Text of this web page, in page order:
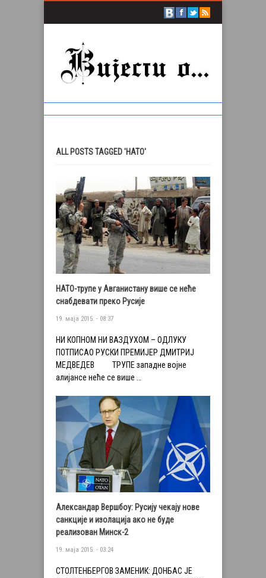
ALL POSTS TAGGED 'НАТО'
НАТО-трупе у Авганистану више се неће
снабдевати преко Русије
19. маја 2015. - 08:37
НИ КОПНОМ НИ ВАЗДУХОМ – ОДЛУКУ
ПОТПИСАО РУСКИ ПРЕМИЈЕР ДМИТРИЈ
МЕДВЕДЕВ ТРУПЕ западне војне
алијансе неће се више …
Александар Вершбоу: Русију чекају нове
санкције и изолација ако не буде
реализован Минск-2
19. маја 2015. - 03:24
СТОЛТЕНБЕРГОВ ЗАМЕНИК: ДОНБАС ЈЕ